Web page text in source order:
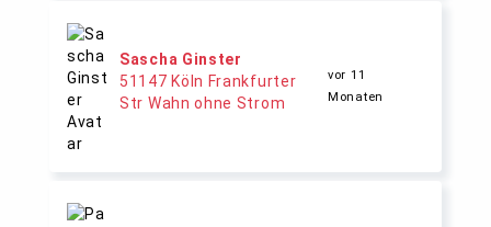
Sascha Ginster
51147 Köln Frankfurter
Str Wahn ohne Strom
vor 11
Monaten